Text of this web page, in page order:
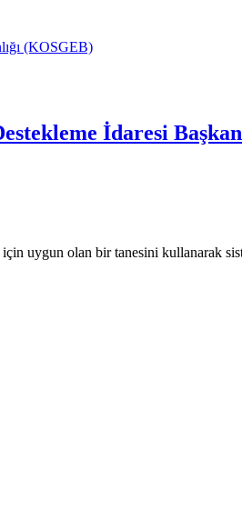
(KOSGEB)
İdaresi
uygun olan bir tanesini kullanarak